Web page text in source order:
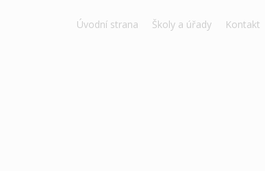
Úvodní strana Školy a úřady Kontakt